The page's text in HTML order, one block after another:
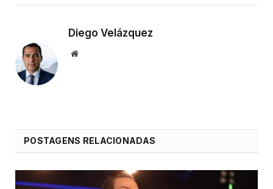
Diego Velázquez
Website
POSTAGENS RELACIONADAS